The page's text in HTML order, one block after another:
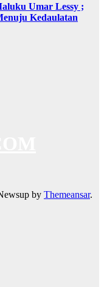
Umar Lessy ;
Kedaulatan
by Themeansar.